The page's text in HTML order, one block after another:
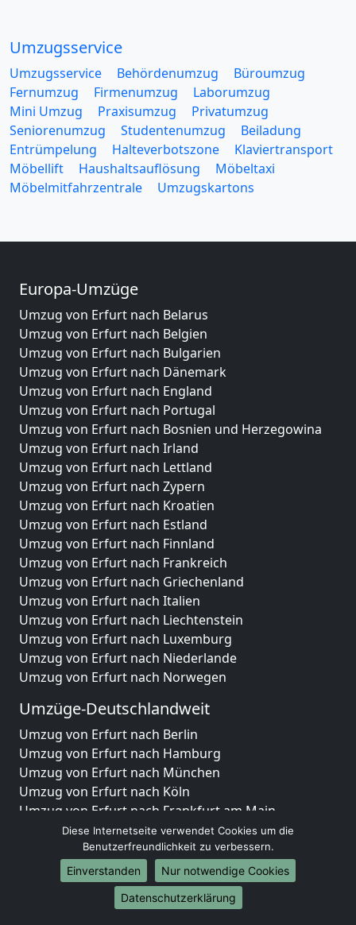
Umzugsservice
Umzugsservice Behördenumzug
Büroumzug
Fernumzug
Firmenumzug
Laborumzug
Mini Umzug
Praxisumzug
Privatumzug
Seniorenumzug
Studentenumzug
Beiladung
Entrümpelung
Halteverbotszone
Klaviertransport
Möbellift
Haushaltsauflösung
Möbeltaxi
Möbelmitfahrzentrale
Umzugskartons
Europa-Umzüge
Umzug von Erfurt nach Belarus
Umzug von Erfurt nach Belgien
Umzug von Erfurt nach Bulgarien
Umzug von Erfurt nach Dänemark
Umzug von Erfurt nach England
Umzug von Erfurt nach Portugal
Umzug von Erfurt nach Bosnien und Herzegowina
Umzug von Erfurt nach Irland
Umzug von Erfurt nach Lettland
Umzug von Erfurt nach Zypern
Umzug von Erfurt nach Kroatien
Umzug von Erfurt nach Estland
Umzug von Erfurt nach Finnland
Umzug von Erfurt nach Frankreich
Umzug von Erfurt nach Griechenland
Umzug von Erfurt nach Italien
Umzug von Erfurt nach Liechtenstein
Umzug von Erfurt nach Luxemburg
Umzug von Erfurt nach Niederlande
Umzug von Erfurt nach Norwegen
Umzüge-Deutschlandweit
Umzug von Erfurt nach Berlin
Umzug von Erfurt nach Hamburg
Umzug von Erfurt nach München
Umzug von Erfurt nach Köln
Umzug von Erfurt nach Frankfurt am Main
Umzug von Erfurt nach Stuttgart
Umzug von Erfurt nach Düsseldorf
Umzug von Erfurt nach Leipzig
Umzug von Erfurt nach Dortmund
Umzug von Erfurt nach Essen
Diese Internetseite verwendet Cookies um die
Benutzerfreundlichkeit zu verbessern.
Einverstanden
Nur notwendige Cookies
Datenschutzerklärung